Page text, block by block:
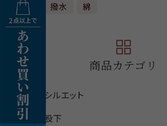
撥水
綿
商品カテゴリ
シルエット
ストレート
股下